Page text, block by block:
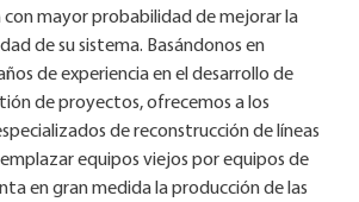
con mayor probabilidad de mejorar la
de su sistema. Basándonos en
de experiencia en el desarrollo de
de proyectos, ofrecemos a los
de reconstrucción de líneas
equipos viejos por equipos de
en gran medida la producción de las